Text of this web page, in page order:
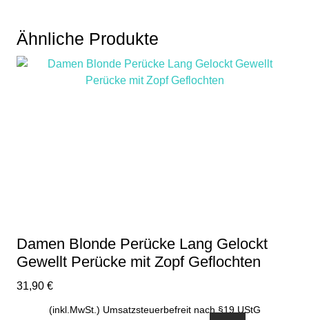
Ähnliche Produkte
Damen Blonde Perücke Lang Gelockt
Gewellt Perücke mit Zopf Geflochten
31,90 €
(inkl.MwSt.) Umsatzsteuerbefreit nach §19 UStG